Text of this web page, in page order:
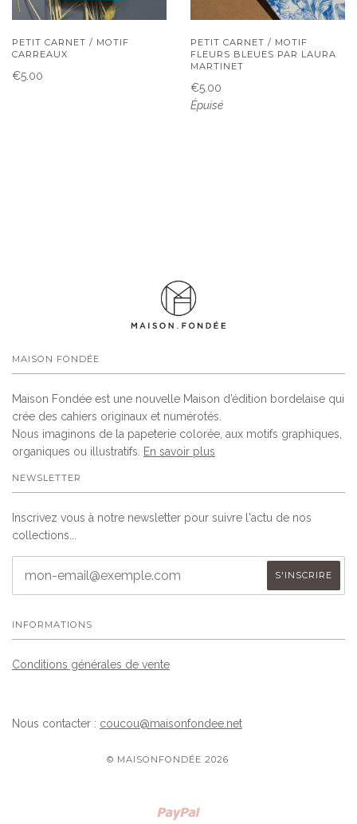
PETIT CARNET / MOTIF
CARREAUX
€5.00
PETIT CARNET / MOTIF
FLEURS BLEUES PAR LAURA
MARTINET
€5.00
Épuisé
MAISON FONDÉE
Maison Fondée est une nouvelle Maison d’édition bordelaise qui
crée des cahiers originaux et numérotés.
Nous imaginons de la papeterie colorée, aux motifs graphiques,
organiques ou illustratifs. En savoir plus
NEWSLETTER
Inscrivez vous à notre newsletter pour suivre l'actu de nos
collections...
INFORMATIONS
Conditions générales de vente
Nous contacter : coucou@maisonfondee.net
© MAISONFONDÉE 2026